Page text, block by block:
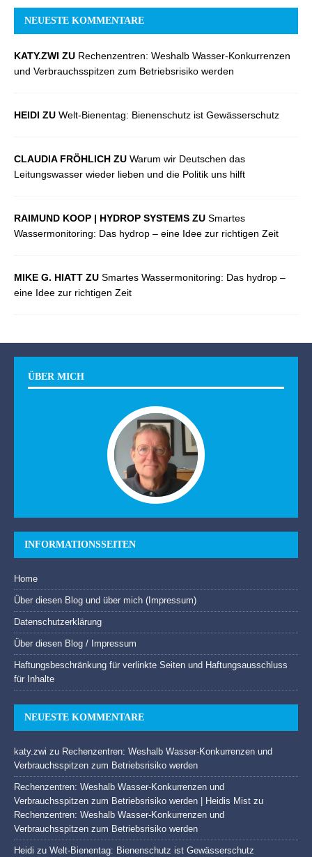
NEUESTE KOMMENTARE
KATY.ZWI ZU Rechenzentren: Weshalb Wasser-Konkurrenzen
und Verbrauchsspitzen zum Betriebsrisiko werden
HEIDI ZU Welt-Bienentag: Bienenschutz ist Gewässerschutz
CLAUDIA FRÖHLICH ZU Warum wir Deutschen das
Leitungswasser wieder lieben und die Politik uns hilft
RAIMUND KOOP | HYDROP SYSTEMS ZU Smartes
Wassermonitoring: Das hydrop – eine Idee zur richtigen Zeit
MIKE G. HIATT ZU Smartes Wassermonitoring: Das hydrop –
eine Idee zur richtigen Zeit
ÜBER MICH
INFORMATIONSSEITEN
Home
Über diesen Blog und über mich (Impressum)
Datenschutzerklärung
Über diesen Blog / Impressum
Haftungsbeschränkung für verlinkte Seiten und Haftungsausschluss
für Inhalte
NEUESTE KOMMENTARE
katy.zwi zu Rechenzentren: Weshalb Wasser-Konkurrenzen und
Verbrauchsspitzen zum Betriebsrisiko werden
Rechenzentren: Weshalb Wasser-Konkurrenzen und
Verbrauchsspitzen zum Betriebsrisiko werden | Heidis Mist zu
Rechenzentren: Weshalb Wasser-Konkurrenzen und
Verbrauchsspitzen zum Betriebsrisiko werden
Heidi zu Welt-Bienentag: Bienenschutz ist Gewässerschutz